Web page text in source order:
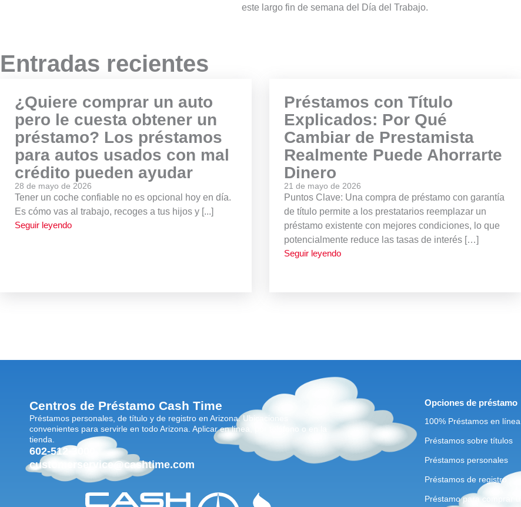
este largo fin de semana del Día del Trabajo.
Entradas recientes
¿Quiere comprar un auto
pero le cuesta obtener un
préstamo? Los préstamos
para autos usados con mal
crédito pueden ayudar
28 de mayo de 2026
Tener un coche confiable no es opcional hoy en día.
Es cómo vas al trabajo, recoges a tus hijos y [...]
Seguir leyendo
Préstamos con Título
Explicados: Por Qué
Cambiar de Prestamista
Realmente Puede Ahorrarte
Dinero
21 de mayo de 2026
Puntos Clave: Una compra de préstamo con garantía
de título permite a los prestatarios reemplazar un
préstamo existente con mejores condiciones, lo que
potencialmente reduce las tasas de interés […]
Seguir leyendo
Centros de Préstamo Cash Time
Préstamos personales, de título y de registro en Arizona. Ubicaciones
convenientes para servirle en todo Arizona. Aplicar en línea, por teléfono o en la
tienda.
602-512-3000
customerservice@cashtime.com
Opciones de préstamo
100% Préstamos en línea
Préstamos sobre títulos
Préstamos personales
Préstamos de registro
Préstamo para comprar un